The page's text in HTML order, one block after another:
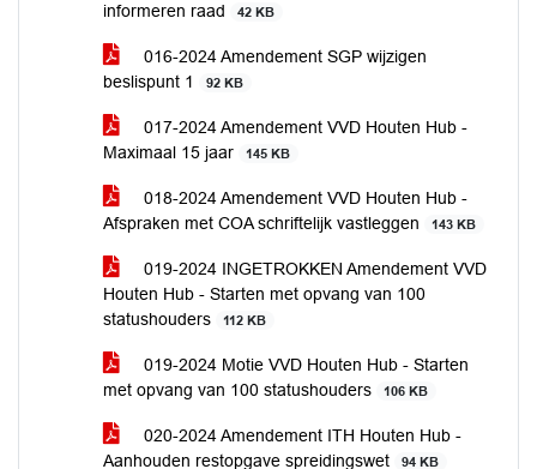
informeren raad
42 KB
016-2024 Amendement SGP wijzigen
beslispunt 1
92 KB
017-2024 Amendement VVD Houten Hub -
Maximaal 15 jaar
145 KB
018-2024 Amendement VVD Houten Hub -
Afspraken met COA schriftelijk vastleggen
143 KB
019-2024 INGETROKKEN Amendement VVD
Houten Hub - Starten met opvang van 100
statushouders
112 KB
019-2024 Motie VVD Houten Hub - Starten
met opvang van 100 statushouders
106 KB
020-2024 Amendement ITH Houten Hub -
Aanhouden restopgave spreidingswet
94 KB